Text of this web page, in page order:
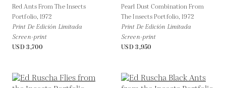
Red Ants From The Insects
Portfolio,1972
Print De Edición Limitada
Screen-print
USD 3,700
Pearl Dust Combination From
The Insects Portfolio,1972
Print De Edición Limitada
Screen-print
USD 3,950